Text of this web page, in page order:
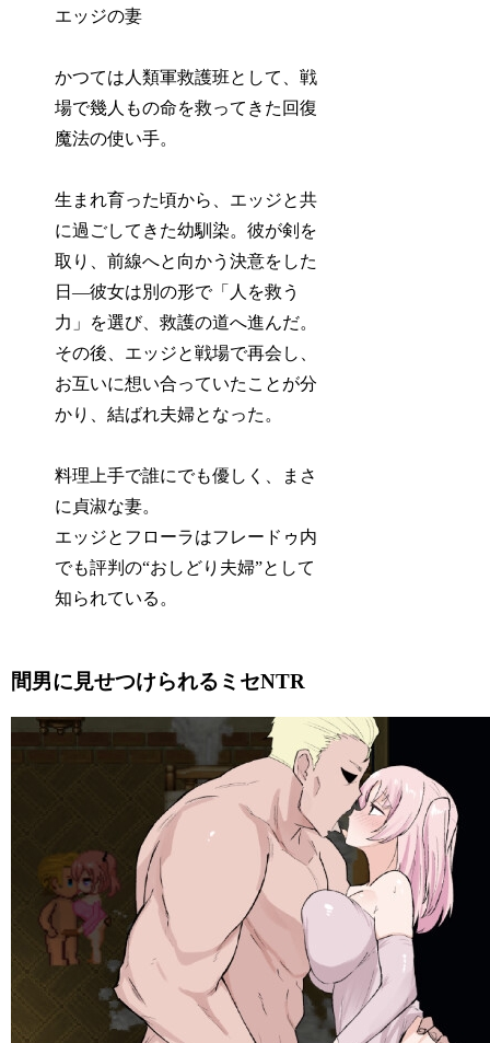
エッジの妻
かつては人類軍救護班として、戦
場で幾人もの命を救ってきた回復
魔法の使い手。
生まれ育った頃から、エッジと共
に過ごしてきた幼馴染。彼が剣を
取り、前線へと向かう決意をした
日—彼女は別の形で「人を救う
力」を選び、救護の道へ進んだ。
その後、エッジと戦場で再会し、
お互いに想い合っていたことが分
かり、結ばれ夫婦となった。
料理上手で誰にでも優しく、まさ
に貞淑な妻。
エッジとフローラはフレードゥ内
でも評判の“おしどり夫婦”として
知られている。
間男に見せつけられるミセNTR